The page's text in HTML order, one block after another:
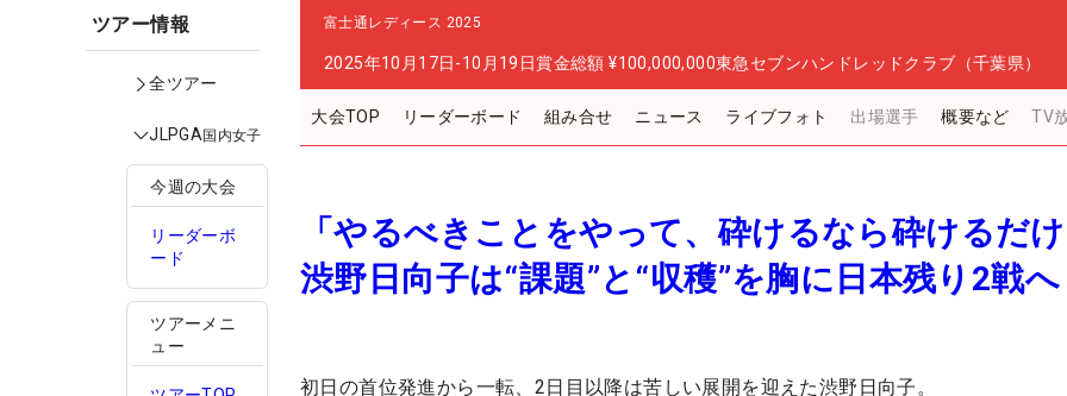
ツアー情報
全ツアー
JLPGA国内女子
今週の大会
リーダーボ
ード
ツアーメニ
ュー
富士通レディース 2025
2025年10月17日-10月19日賞金総額 ¥100,000,000東急セブンハンドレッドクラブ（千葉県）
大会TOP リーダーボード 組み合せ ニュース ライブフォト 出場選手 概要など TV
「やるべきことをやって、砕けるなら砕けるだ
渋野日向子は“課題”と“収穫”を胸に日本残り2戦へ
初日の首位発進から一転、2日目以降は苦しい展開を迎えた渋野日向子。